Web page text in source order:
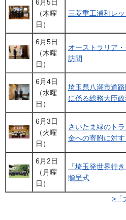
6月5日
（木曜
日）
三菱重工浦和レ
6月5日
（木曜
日）
オーストラリア
訪問
6月4日
（水曜
日）
埼玉県八潮市道
に係る総務大臣
6月3日
（火曜
日）
さいたま緑のト
金への寄附に対
6月2日
（月曜
日）
「埼玉発世界行
贈呈式
>「